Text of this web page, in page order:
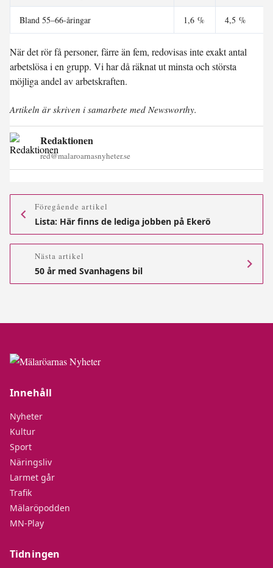
Bland 55–66-åringar 1,6 % 4,5 %
När det rör få personer, färre än fem, redovisas inte exakt antal
arbetslösa i en grupp. Vi har då räknat ut minsta och största
möjliga andel av arbetskraften.
Artikeln är skriven i samarbete med Newsworthy.
Redaktionen
red@malaroarnasnyheter.se
Föregående artikel
Lista: Här finns de lediga jobben på Ekerö
Nästa artikel
50 år med Svanhagens bil
Innehåll
Nyheter
Kultur
Sport
Näringsliv
Larmet går
Trafik
Mälaröpodden
MN-Play
Tidningen